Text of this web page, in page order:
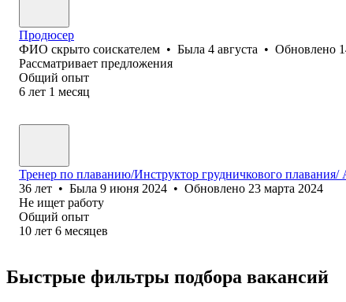
Продюсер
ФИО скрыто соискателем • Была 4 августа • Обновлено
Рассматривает предложения
Общий опыт
6 лет 1 месяц
Тренер по плаванию/Инструктор грудничкового плавания/
36 лет • Была 9 июня 2024 • Обновлено 23 марта 2024
Не ищет работу
Общий опыт
10 лет 6 месяцев
Быстрые фильтры подбора вакансий